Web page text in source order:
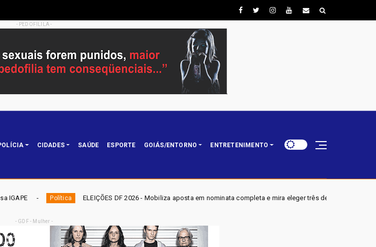
- PEDOFILILA -
CIDADES SAÚDE ESPORTE GOIÁS/ENTORNO ENTRETENIMENTO
ELEIÇÕES DF 2026 - Mobiliza aposta em nominata completa e mira eleger três deputados distritais em 2026
- GDF - Mulher -